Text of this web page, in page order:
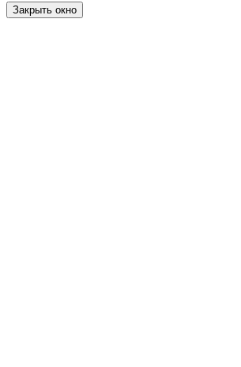
Закрыть окно